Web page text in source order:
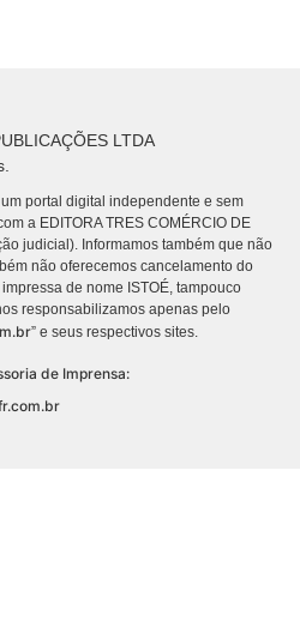
LTDA
portal digital independente e sem
a EDITORA TRES COMÉRCIO DE
judicial). Informamos também que não
não oferecemos cancelamento do
de nome ISTOÉ, tampouco
responsabilizamos apenas pelo
” e seus respectivos sites.
de Imprensa: